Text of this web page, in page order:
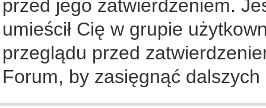
przed jego zatwierdzeniem.
umieścił Cię w grupie
przeglądu przed
Forum, by zasięgnąć